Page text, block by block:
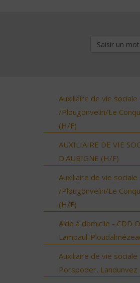
Auxiliaire de vie
/Plougonvelin/Le
(H/F)
AUXILIAIRE DE VIE
D'AUBIGNE (H/F)
Auxiliaire de vie
/Plougonvelin/Le
(H/F)
Aide à domicile - CDD
Lampaul-
Auxiliaire de vie
Porspoder, Landunvez